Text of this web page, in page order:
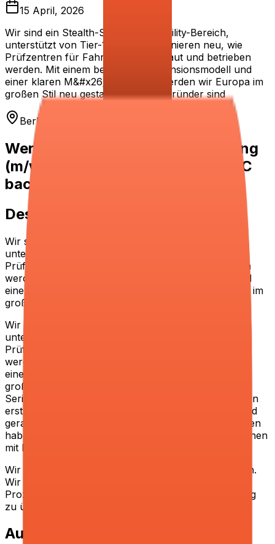
15 April, 2026
Wir sind ein Stealth-Startup im Mobility-Bereich,
unterstützt von Tier-1 VCs, und definieren neu, wie
Prüfzentren für Fahrzeuge aufgebaut und betrieben
werden. Mit einem bewährten Expansionsmodell und
einer klaren M&#x26;A-Strategie werden wir Europa im
großen Stil neu gestalten. Unsere Gründer sind
Berlin
Werkstudent Finance & Accounting
(m/w/d) | Mobility Start-up (T1-VC
backed)
Description
Wir sind ein Stealth-Startup im Mobility-Bereich,
unterstützt von Tier-1 VCs, und definieren neu, wie
Prüfzentren für Fahrzeuge aufgebaut und betrieben
werden. Mit einem bewährten Expansionsmodell und
einer klaren M&#x26;A-Strategie werden wir Europa im
großen Stil neu gestalten. Unsere Gründer sind
Wir sind ein Stealth-Startup im Mobility-Bereich,
unterstützt von Tier-1 VCs, und definieren neu, wie
Prüfzentren für Fahrzeuge aufgebaut und betrieben
werden. Mit einem bewährten Expansionsmodell und
einer klaren M&A-Strategie werden wir Europa im
großen Stil neu gestalten. Unsere Gründer sind
Serienunternehmer, die bereits über 80 Mio. USD von
erstklassigen US-Investoren eingesammelt haben und
gerade eine weitere starke Seed-Runde abgeschlossen
haben. Jetzt treiben wir die Expansion in neue Regionen
mit Nachdruck voran.
Wir suchen keine Werkstudenten, die Akten sortieren.
Wir suchen jemanden, der Zahlen ernst nimmt,
Prozesse versteht und Lust hat, echte Verantwortung
zu übernehmen - parallel zum Studium.
Aufgaben